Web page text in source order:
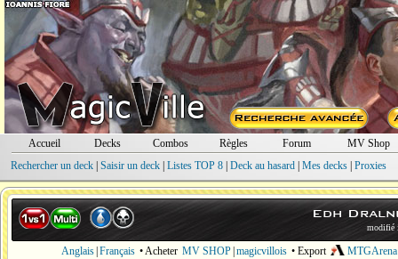
Accueil Decks Combos Règles Forum
MV Shop
Rechercher un deck| Saisir un deck| Listes TOP 8| Deck au hasard| Mes decks| Proxies
Edh
modifié
Anglais Français • Acheter MV SHOP magicvillois • Export
MTGArena